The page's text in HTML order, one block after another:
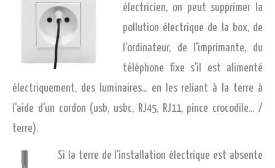
électricien, on peut supprimer la
pollution électrique de la box, de
l'ordinateur, de l'imprimante, du
téléphone fixe s'il est alimenté
électriquement, des luminaires... en les reliant à la terre à
l'aide d'un cordon (usb, usbc, RJ45, RJ11, pince crocodile... /
terre).
Si la terre de l'installation électrique est absente